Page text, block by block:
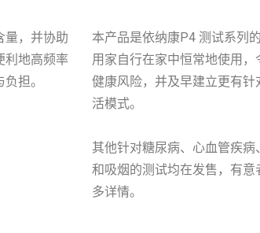
量，并协助
利地高频率
担。
本产品是依纳康P4 测试系列
用家自行在家中恒常地使用，
健康风险，并及早建立更有
活模式。
其他针对糖尿病、心血管疾
和吸烟的测试均在发售，有
多详情。